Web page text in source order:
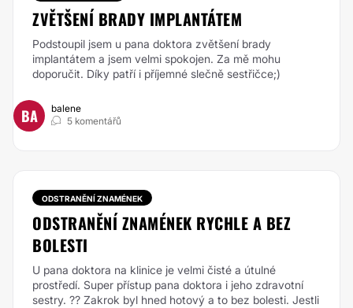
ZVĚTŠENÍ BRADY IMPLANTÁTEM
Podstoupil jsem u pana doktora zvětšení brady
implantátem a jsem velmi spokojen. Za mě mohu
doporučit. Díky patří i příjemné slečně sestřičce;)
BA
balene
5 komentářů
ODSTRANĚNÍ ZNAMÉNEK
ODSTRANĚNÍ ZNAMÉNEK RYCHLE A BEZ
BOLESTI
U pana doktora na klinice je velmi čisté a útulné
prostředí. Super přístup pana doktora i jeho zdravotní
sestry. ?? Zakrok byl hned hotový a to bez bolesti. Jestli